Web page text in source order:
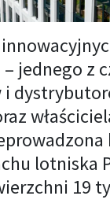
jednego z
i
lotniska
19